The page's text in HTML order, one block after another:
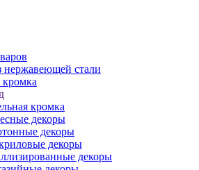
нержавеющей стали
кромка
декоры
декоры
декоры
декоры